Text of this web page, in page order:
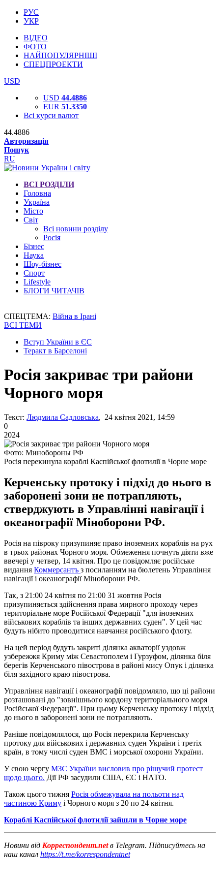
РУС
УКР
ВІДЕО
ФОТО
НАЙПОПУЛЯРНІШІ
СПЕЦПРОЕКТИ
USD
USD 44.4886
EUR 51.3350
Всі курси валют
44.4886
Авторизація
Пошук
RU
ВСІ РОЗДІЛИ
Головна
Україна
Місто
Світ
Всі новини розділу
Росія
Бізнес
Наука
Шоу-бізнес
Спорт
Lifestyle
БЛОГИ ЧИТАЧІВ
СПЕЦТЕМА: Війна в Ірані
ВСІ ТЕМИ
Вступ України в ЄС
Теракт в Барселоні
Росія закриває три райони
Чорного моря
Текст: Людмила Садловська, 24 квітня 2021, 14:59
0
2024
Фото: Минобороны РФ
Росія перекинула кораблі Каспійської флотилії в Чорне море
Керченську протоку і підхід до нього в
заборонені зони не потрапляють,
стверджують в Управлінні навігації і
океанографії Міноборони РФ.
Росія на півроку призупиняє право іноземних кораблів на рух
в трьох районах Чорного моря. Обмеження почнуть діяти вже
ввечері у четвер, 14 квітня. Про це повідомляє російське
видання Коммерсантъ з посиланням на бюлетень Управління
навігації і океанографії Міноборони РФ.
Так, з 21:00 24 квітня по 21:00 31 жовтня Росія
призупиняється здійснення права мирного проходу через
територіальне море Російської Федерації "для іноземних
військових кораблів та інших державних суден". У цей час
будуть нібито проводитися навчання російського флоту.
На цей період будуть закриті ділянка акваторії уздовж
узбережжя Криму між Севастополем і Гурзуфом, ділянка біля
берегів Керченського півострова в районі мису Опук і ділянка
біля західного краю півострова.
Управління навігації і океанографії повідомляло, що ці райони
розташовані до "зовнішнього кордону територіального моря
Російської Федерації". При цьому Керченську протоку і підхід
до нього в заборонені зони не потрапляють.
Раніше повідомлялося, що Росія перекрила Керченську
протоку для військових і державних суден України і третіх
країн, в тому числі суден ВМС і морської охорони України.
У свою чергу МЗС України висловив про рішучий протест
щодо цього. Дії РФ засудили США, ЄС і НАТО.
Також цього тижня Росія обмежувала на польоти над
частиною Криму і Чорного моря з 20 по 24 квітня.
Кораблі Каспійської флотилії зайшли в Чорне море
Новини від Корреспондент.netв Telegram. Підписуйтесь на
наш канал https://t.me/korrespondentnet